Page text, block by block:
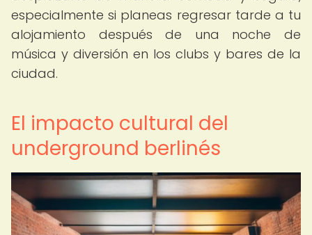
especialmente si planeas regresar tarde a tu
alojamiento después de una noche de
música y diversión en los clubs y bares de la
ciudad.
El impacto cultural del
underground berlinés